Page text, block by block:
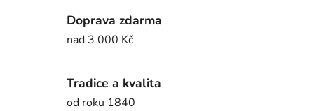
Doprava zdarma
nad 3 000 Kč
Tradice a kvalita
od roku 1840